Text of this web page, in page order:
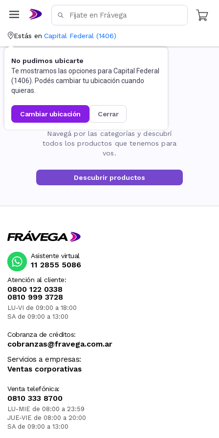
Estás en Capital Federal (1406)
No pudimos ubicarte
Te mostramos las opciones para Capital Federal
(1406). Podés cambiar tu ubicación cuando
quieras.
cambiar ubicación cerrar
La página no existe
Navegá por las categorías y descubrí
todos los productos que tenemos para
vos.
Descubrir productos
Atención al cliente:
0800 122 0338
0810 999 3728
LU-VI de 09:00 a 18:00
SA de 09:00 a 13:00
Cobranza de créditos:
cobranzas@fravega.com.ar
Servicios a empresas:
Ventas corporativas
Venta telefónica:
0810 333 8700
LU-MIE de 08:00 a 23:59
JUE-VIE de 08:00 a 20:00
SA de 09:00 a 13:00
Asistente virtual
11 2855 5086